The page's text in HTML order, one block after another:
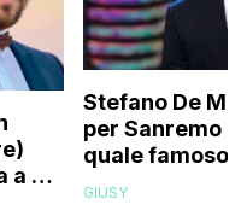
a Le
Stefano De
per Sanremo
quale famoso
relativo
GIUSY